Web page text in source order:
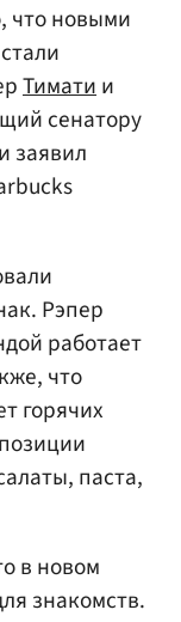
что новыми
стали
Тимати и
сенатору
заявил
Рэпер
работает
что
горячих
паста,
в новом
знакомств.